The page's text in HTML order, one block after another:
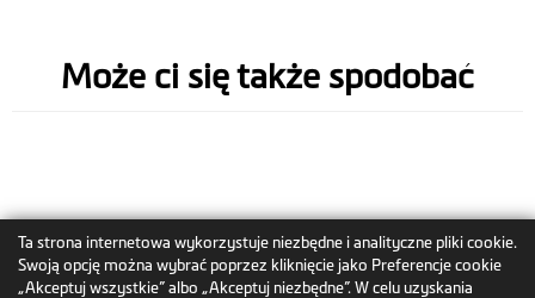
Ta strona internetowa wykorzystuje niezbędne i analityczne pliki cookie.
Swoją opcję można wybrać poprzez kliknięcie jako Preferencje cookie
„Akceptuj wszystkie” albo „Akceptuj niezbędne”. W celu uzyskania
Może ci się także spodobać